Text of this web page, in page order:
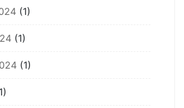
(1)
(1)
(1)